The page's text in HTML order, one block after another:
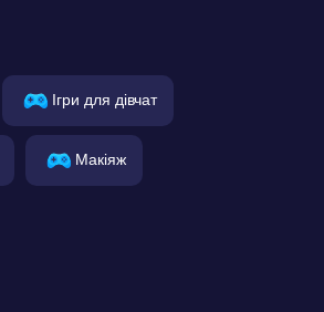
Ігри для дівчат
Макіяж